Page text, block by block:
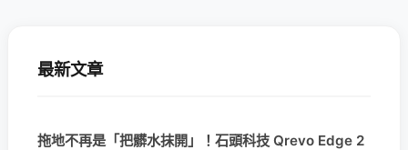
最新文章
拖地不再是「把髒水抹開」！石頭科技 Qrevo Edge 2